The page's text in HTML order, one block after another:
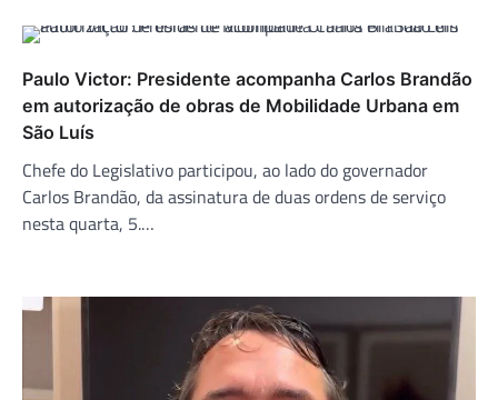
Paulo Victor: Presidente acompanha Carlos Brandão
em autorização de obras de Mobilidade Urbana em
São Luís
Chefe do Legislativo participou, ao lado do governador
Carlos Brandão, da assinatura de duas ordens de serviço
nesta quarta, 5.…